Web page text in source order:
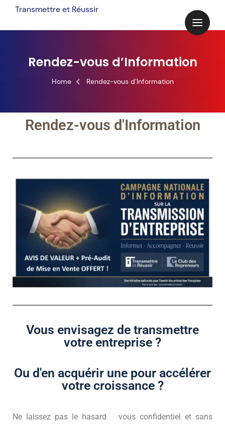
Transmettre et Réussir
Rendez-vous d’Information
Home Rendez-vous d’Information
Rendez-vous d'Information
Vous envisagez de transmettre
votre entreprise ?
Ou d'en acquérir une pour accélérer
votre croissance ?
Ne laissez pas le hasard
vous confidentiel et sans